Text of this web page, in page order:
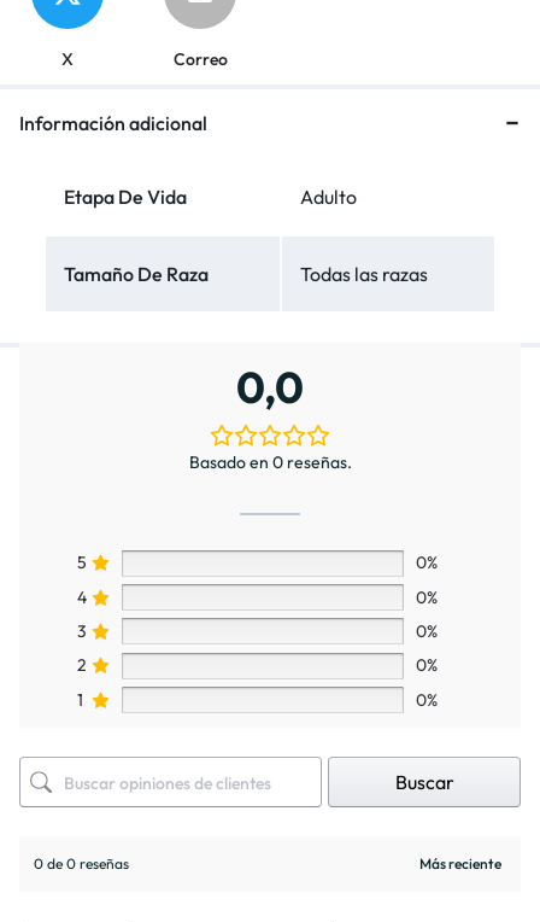
X Correo
Información adicional
Etapa De Vida Adulto
Tamaño De Raza Todas las razas
0,0
Basado en 0 reseñas.
5
0%
4
0%
3
0%
2
0%
1
0%
Buscar
0 de 0 reseñas